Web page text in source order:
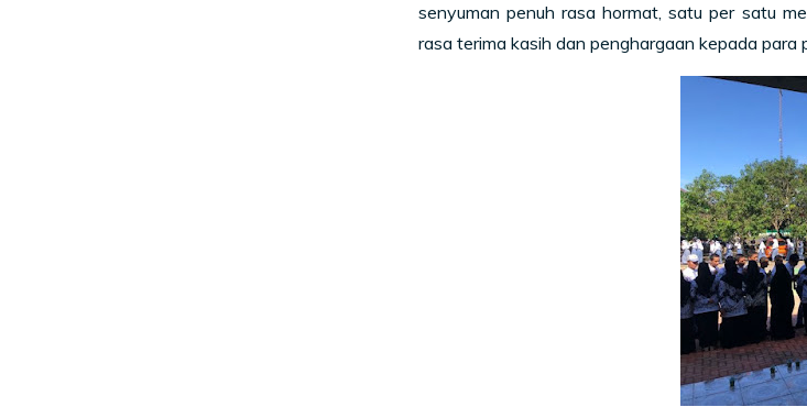
senyuman penuh rasa hormat, satu per satu
rasa terima kasih dan penghargaan kepada para